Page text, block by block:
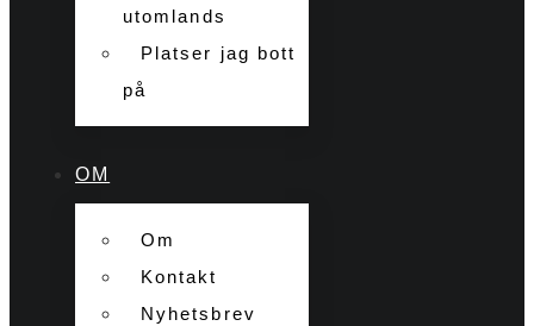
utomlands
Platser jag bott
på
OM
Om
Kontakt
Nyhetsbrev